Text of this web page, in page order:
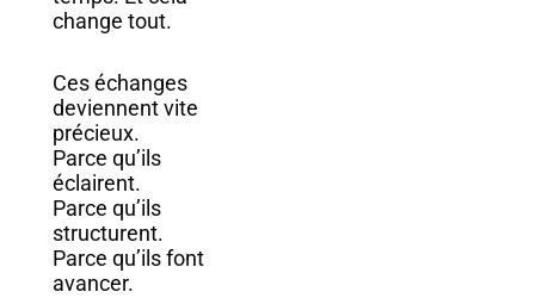
change tout.
Ces échanges
deviennent vite
précieux.
Parce qu’ils
éclairent.
Parce qu’ils
structurent.
Parce qu’ils font
avancer.